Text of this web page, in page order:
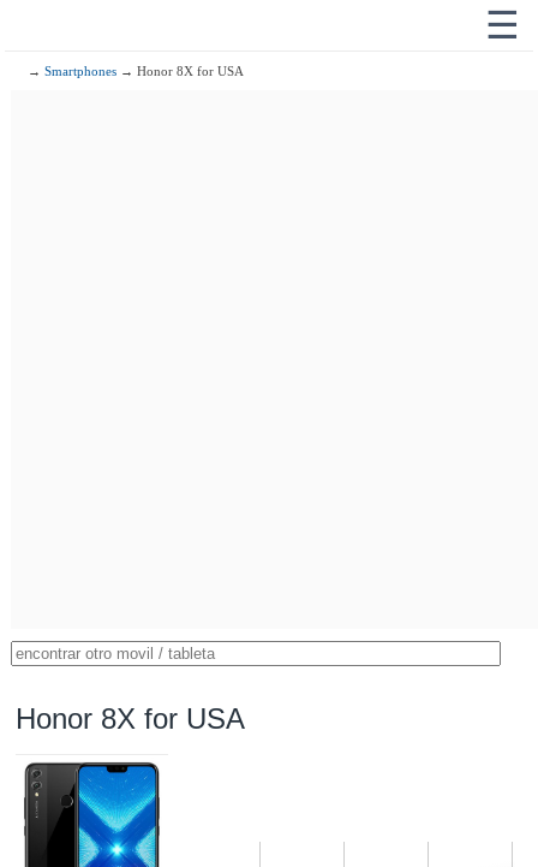
☰
→Smartphones → Honor 8X for USA
Honor 8X for USA